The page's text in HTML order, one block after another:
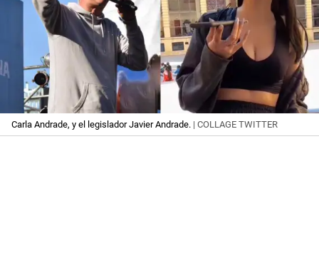
Carla Andrade, y el legislador Javier Andrade. | COLLAGE TWITTER